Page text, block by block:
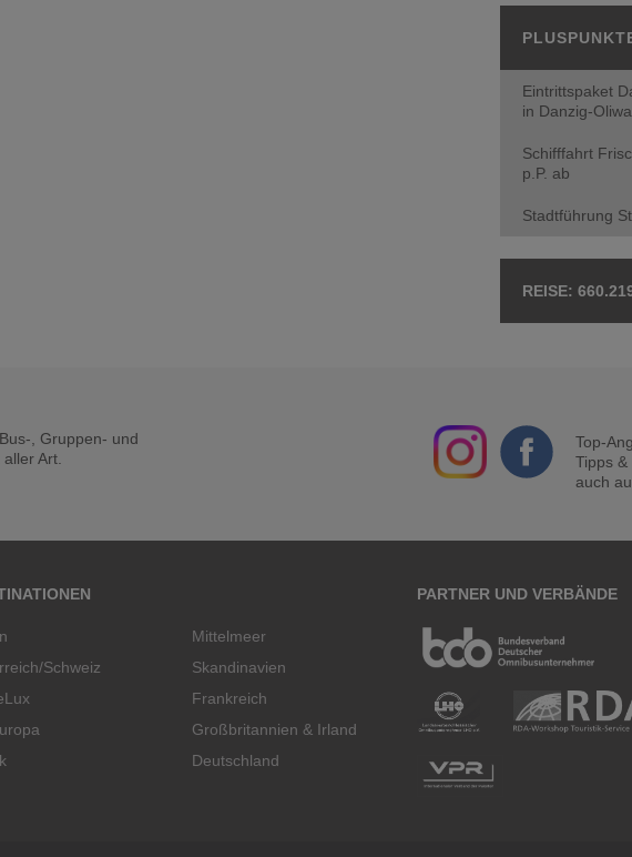
Eintrittspaket
in Danzig-
Schifffahrt
p.P. ab
Stadtführung
, Gruppen- und
Art.
Top-
Tipps &
auch
Schweiz
Mittelmeer
Skandinavien
Frankreich
Großbritannien & Irland
Deutschland
PARTNER UND VERBÄNDE